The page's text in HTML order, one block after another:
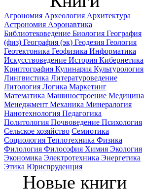
Агрономия Археология Архитектура
Астрономия Аэронавтика
Библиотековедение Биология География
(физ) География (эк) Геодезия Геология
Геотектоника Геофизика Информатика
Искусствоведение История Кибернетика
Криптография Кулинария Культурология
Лингвистика Литературоведение
Литология Логика Маркетинг
Математика Машиностроение Медицина
Менеджмент Механика Минералогия
Нанотехнология Педагогика
Политология Почвоведение Психология
Сельское хозяйство Семиотика
Социология Теплотехника Физика
Филология Философия Химия Экология
Экономика Электротехника Энергетика
Этика Юриспруденция
Новые книги